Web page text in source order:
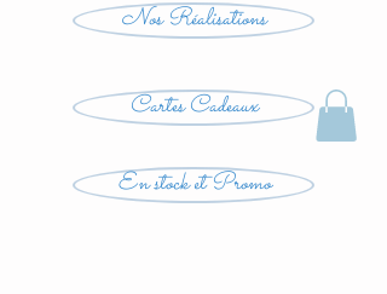
Nos Réalisations
Cartes Cadeaux
En stock et Promo